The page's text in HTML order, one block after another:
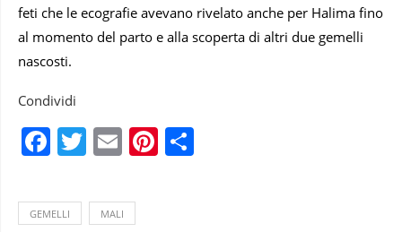
feti che le ecografie avevano rivelato anche per Halima fino
al momento del parto e alla scoperta di altri due gemelli
nascosti.
Condividi
Facebook
Twitter
EmailPinterest
GEMELLI MALI